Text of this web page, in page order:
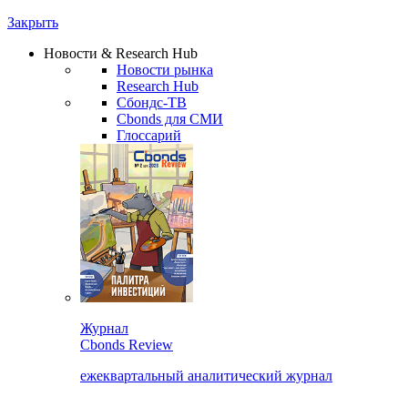
Закрыть
Новости & Research Hub
Новости рынка
Research Hub
Сбондс-ТВ
Cbonds для СМИ
Глоссарий
Журнал
Cbonds Review
ежеквартальный аналитический журнал